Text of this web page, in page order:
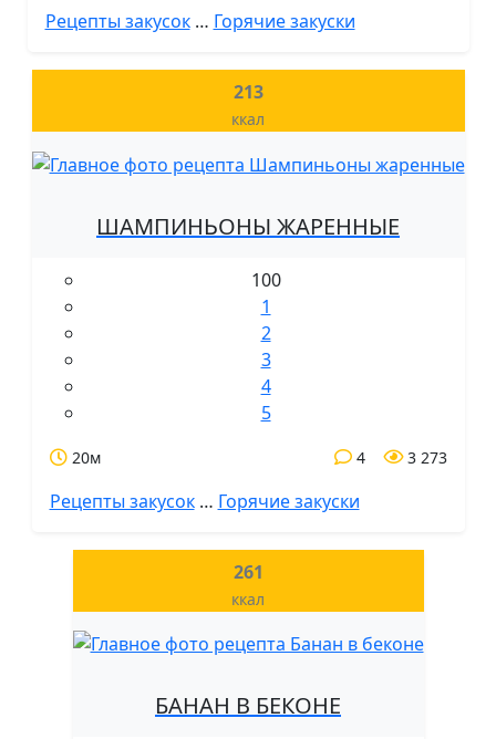
Рецепты закусок… Горячие закуски
213
ккал
ШАМПИНЬОНЫ ЖАРЕННЫЕ
100
1
2
3
4
5
20м 3 273
4
Рецепты закусок… Горячие закуски
261
ккал
БАНАН В БЕКОНЕ